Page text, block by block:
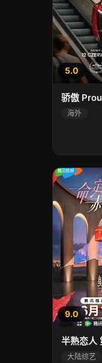
5.0
骄傲
海外
9.0
半熟恋人
大陆综艺